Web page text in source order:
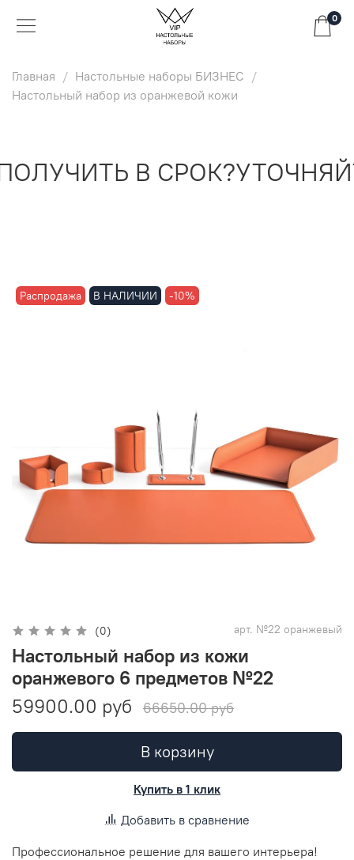
0
Главная
Настольные наборы БИЗНЕС
Настольный набор из оранжевой кожи
В СРОК?
Распродажа В НАЛИЧИИ -10%
(0) арт. №22 оранжевый
Настольный набор из кожи
оранжевого 6 предметов №22
59900.00 руб
66650.00 руб
В корзину
Купить в 1 клик
Добавить в сравнение
Профессиональное решение для вашего интерьера!